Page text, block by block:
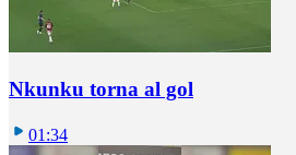
Nkunku torna al gol
01:34